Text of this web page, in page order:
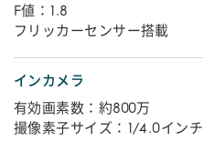
F値：1.8
フリッカーセンサー搭載
インカメラ
有効画素数：約800万
撮像素子サイズ：1/4.0インチ